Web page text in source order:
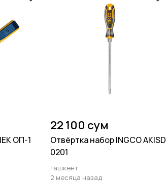
ОП-1
22 100 сум
Отвёртка набор INGCO AKISD
0201
Ташкент
2 месяца назад